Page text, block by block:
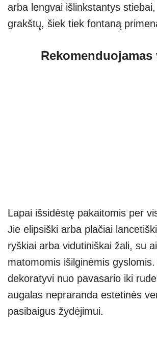
arba lengvai išlinkstantys
grakštų, šiek tiek fontaną
Rekomenduojamas
Lapai išsidėstę pakaitomis per
Jie elipsiški arba plačiai
ryškiai arba vidutiniškai žali, su
matomomis išilginėmis
dekoratyvi nuo pavasario iki
augalas nepraranda estetinės
pasibaigus žydėjimui.